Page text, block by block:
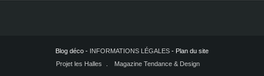
Blog déco - INFORMATIONS LÉGALES - Plan du site
Projet les Halles
Magazine Tendance & Design